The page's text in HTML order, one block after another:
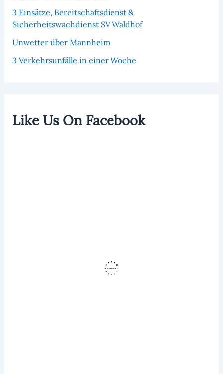
3 Einsätze, Bereitschaftsdienst &
Sicherheitswachdienst SV Waldhof
Unwetter über Mannheim
3 Verkehrsunfälle in einer Woche
Like Us On Facebook